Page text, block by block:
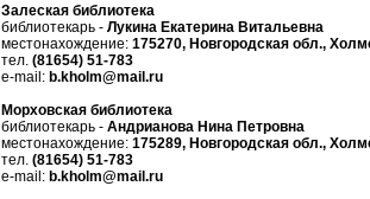
Залеская библиотека
библиотекарь - Лукина Екатерина Витальевна
местонахождение: 175270, Новгородская обл.,
тел. (81654) 51-783
e-mail: b.kholm@mail.ru
Морховская библиотека
библиотекарь - Андрианова Нина Петровна
местонахождение: 175289, Новгородская обл.,
тел. (81654) 51-783
e-mail: b.kholm@mail.ru